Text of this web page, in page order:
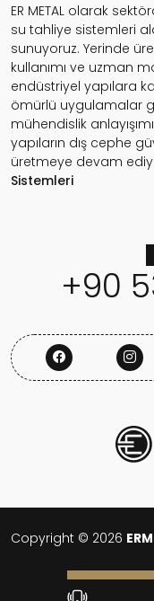
ER METAL olarak
su tahliye sistemleri
sunuyoruz. Yerinde
kullanımı ve uzman
endüstriyel yapılara
ömürlü uygulamalar
mühendislik
yapıların dış cephe
üretmeye devam
Sistemleri
+90
Copyright © 2026